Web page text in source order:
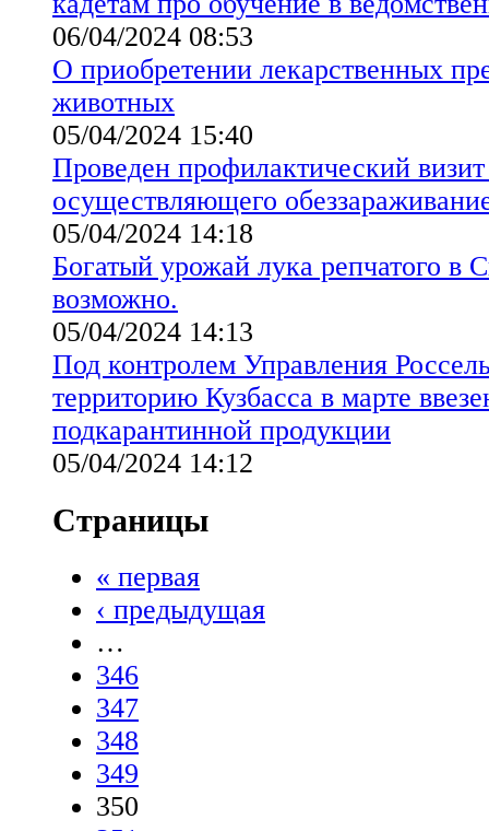
06/04/2024 08:53
О приобретении лекарственных
животных
05/04/2024 15:40
Проведен профилактический
осуществляющего
05/04/2024 14:18
Богатый урожай лука репчатого в
возможно.
05/04/2024 14:13
Под контролем Управления
территорию Кузбасса в марте
подкарантинной продукции
05/04/2024 14:12
Страницы
« первая
‹ предыдущая
…
346
347
348
349
350